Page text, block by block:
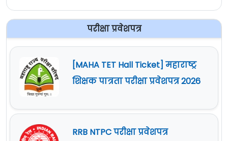
परीक्षा प्रवेशपत्र
[MAHA TET Hall Ticket] महाराष्ट्र
शिक्षक पात्रता परीक्षा प्रवेशपत्र 2026
RRB NTPC परीक्षा प्रवेशपत्र